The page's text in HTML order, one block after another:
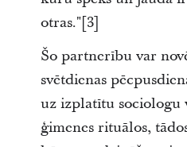
otras."[3]
Šo partnerību var
svētdienas
uz izplatītu sociologu
ģimenes rituālos,